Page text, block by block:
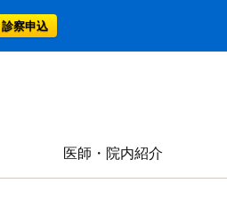
診察申込
医師・院内紹介